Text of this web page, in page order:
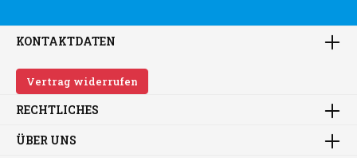
KONTAKTDATEN
Vertrag widerrufen
RECHTLICHES
ÜBER UNS